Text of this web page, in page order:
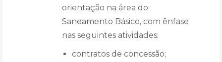
orientação na área do
Saneamento Básico, com ênfase
nas seguintes atividades:
contratos de concessão;